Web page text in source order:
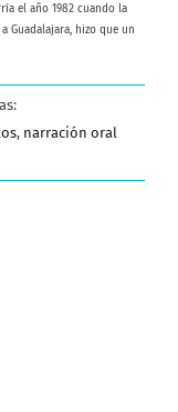
el año 1982 cuando la
Guadalajara, hizo que un
, narración oral